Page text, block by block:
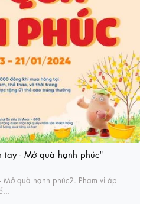
tay - Mở quà hạnh phúc"
Mở quà hạnh phúc2. Phạm vi áp